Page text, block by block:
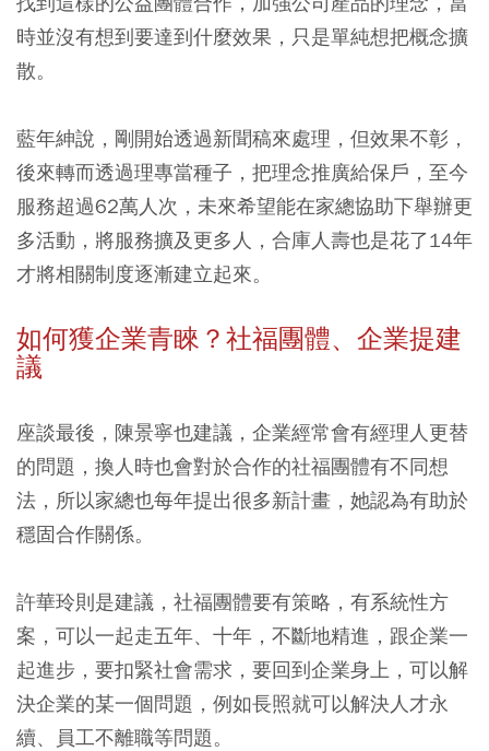
時並沒有想到要達到什麼效果，只是單純想把概念擴
散。
藍年紳說，剛開始透過新聞稿來處理，但效果不彰，
後來轉而透過理專當種子，把理念推廣給保戶，至今
服務超過62萬人次，未來希望能在家總協助下舉辦更
多活動，將服務擴及更多人，合庫人壽也是花了14年
才將相關制度逐漸建立起來。
如何獲企業青睞？社福團體、企業提建
議
座談最後，陳景寧也建議，企業經常會有經理人更替
的問題，換人時也會對於合作的社福團體有不同想
法，所以家總也每年提出很多新計畫，她認為有助於
穩固合作關係。
許華玲則是建議，社福團體要有策略，有系統性方
案，可以一起走五年、十年，不斷地精進，跟企業一
起進步，要扣緊社會需求，要回到企業身上，可以解
決企業的某一個問題，例如長照就可以解決人才永
續、員工不離職等問題。